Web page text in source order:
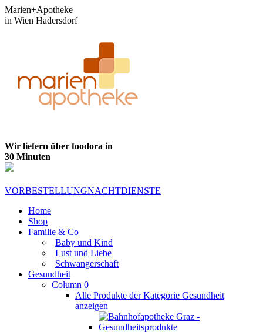
Zum
Inhalt
Marien+Apotheke
in Wien Hadersdorf
Wir liefern über foodora in
30 Minuten
VORBESTELLUNGNACHTDIENSTE
Home
Shop
Familie & Co
Baby und Kind
Lust und Liebe
Schwangerschaft
Gesundheit
Column 0
Alle Produkte der Kategorie Gesundheit
anzeigen